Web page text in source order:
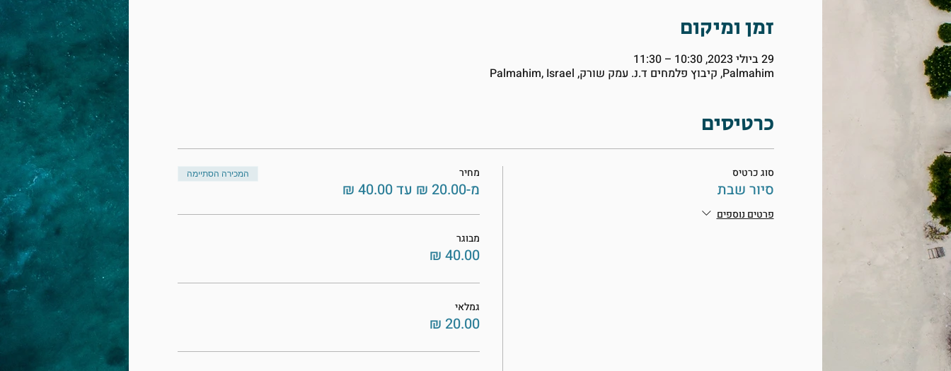
זמן ומיקום
29 ביולי 2023, 10:30 – 11:30
Palmahim, קיבוץ פלמחים ד.נ. עמק שורק, Palmahim, Israel
כרטיסים
סוג כרטיס
סיור שבת
פרטים נוספים
מחיר
מ-‏20.00 ‏₪ עד ‏40.00 ‏₪
המכירה הסתיימה
מבוגר
גמלאי